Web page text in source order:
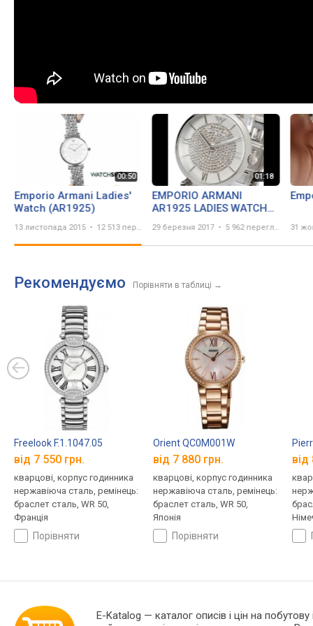
Emporio Armani Ladies'
Watch (AR1925)
13 листопада 2015 12 513 переглядів
EMPORIO ARMANI
AR1925 LADIES WATCH
SILVER エンポリオアルマ
ーニ シルバー クリスタル
29 березня 2017 5 962 перегляда 31
Рекомендуємо Порівняти в таблиці →
Freelook F.1.1047.05
від 7 550 грн.
кварцові, корпус годинника
нержавіюча сталь, ремінець:
браслет сталь, WR 50,
Франція
порівняти
Orient QC0M001W
від 7 880 грн.
кварцові, корпус годинника
нержавіюча сталь, ремінець:
браслет сталь, WR 50,
Японія
порівняти
від
E-Katalog — каталог описів і цін на